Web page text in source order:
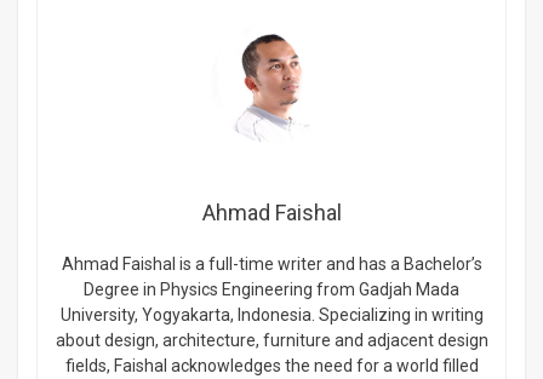
Ahmad Faishal
Ahmad Faishal is a full-time writer and has a Bachelor’s
Degree in Physics Engineering from Gadjah Mada
University, Yogyakarta, Indonesia. Specializing in writing
about design, architecture, furniture and adjacent design
fields, Faishal acknowledges the need for a world filled